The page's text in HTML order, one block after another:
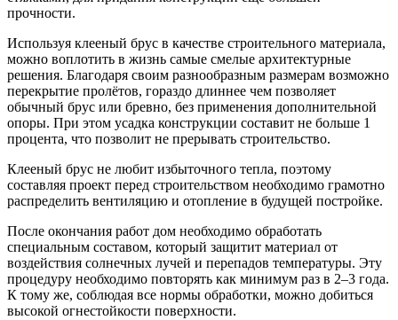
прочности.
Используя клееный брус в качестве строительного материала,
можно воплотить в жизнь самые смелые архитектурные
решения. Благодаря своим разнообразным размерам возможно
перекрытие пролётов, гораздо длиннее чем позволяет
обычный брус или бревно, без применения дополнительной
опоры. При этом усадка конструкции составит не больше 1
процента, что позволит не прерывать строительство.
Клееный брус не любит избыточного тепла, поэтому
составляя проект перед строительством необходимо грамотно
распределить вентиляцию и отопление в будущей постройке.
После окончания работ дом необходимо обработать
специальным составом, который защитит материал от
воздействия солнечных лучей и перепадов температуры. Эту
процедуру необходимо повторять как минимум раз в 2–3 года.
К тому же, соблюдая все нормы обработки, можно добиться
высокой огнестойкости поверхности.